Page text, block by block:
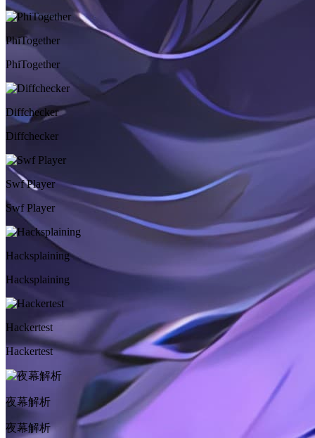
PhiTogether
PhiTogether
Diffchecker
Diffchecker
Swf Player
Swf Player
Hacksplaining
Hacksplaining
Hackertest
Hackertest
夜幕解析
夜幕解析